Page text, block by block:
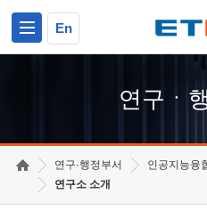
En
연구ㆍ
연구·행정부서
인공지능융
연구소 소개